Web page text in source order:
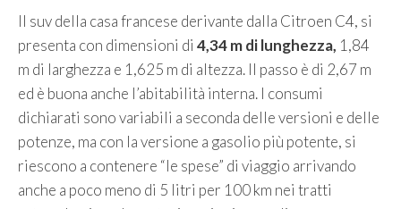
Il suv della casa francese derivante dalla Citroen C4, si
presenta con dimensioni di 4,34 m di lunghezza, 1,84
m di larghezza e 1,625 m di altezza. Il passo è di 2,67 m
ed è buona anche l’abitabilità interna. I consumi
dichiarati sono variabili a seconda delle versioni e delle
potenze, ma con la versione a gasolio più potente, si
riescono a contenere “le spese” di viaggio arrivando
anche a poco meno di 5 litri per 100 km nei tratti